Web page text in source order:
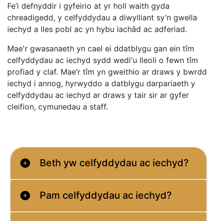
Fe’i defnyddir i gyfeirio at yr holl waith gyda
chreadigedd, y celfyddydau a diwylliant sy’n gwella
iechyd a lles pobl ac yn hybu iachâd ac adferiad.
Mae'r gwasanaeth yn cael ei ddatblygu gan ein tîm
celfyddydau ac iechyd sydd wedi'u lleoli o fewn tîm
profiad y claf. Mae’r tîm yn gweithio ar draws y bwrdd
iechyd i annog, hyrwyddo a datblygu darpariaeth y
celfyddydau ac iechyd ar draws y tair sir ar gyfer
cleifion, cymunedau a staff.
Beth yw celfyddydau ac iechyd?
Pam celfyddydau ac iechyd?